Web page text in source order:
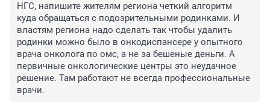
НГС, напишите жителям региона четкий алгоритм
куда обращаться с подозрительными родинками. И
властям региона надо сделать так чтобы удалить
родинки можно было в онкодиспансере у опытного
врача онколога по омс, а не за бешеные деньги. А
первичные онкологические центры это неудачное
решение. Там работают не всегда профессиональные
врачи.